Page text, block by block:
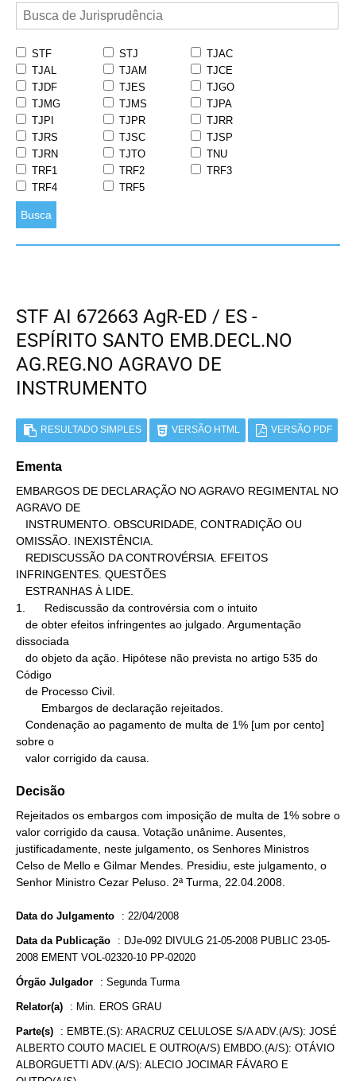
STF STJ
TJAC
TJAL
TJAM
TJCE
TJDF
TJES
TJGO
TJMG
TJMS
TJPA
TJPI
TJPR
TJRR
TJRS
TJSC
TJSP
TJRN
TJTO
TNU
TRF1
TRF2
TRF3
TRF4
TRF5
Busca
STF AI 672663 AgR-ED / ES -
ESPÍRITO SANTO EMB.DECL.NO
AG.REG.NO AGRAVO DE
INSTRUMENTO
RESULTADO SIMPLES VERSÃO HTML VERSÃO PDF
Ementa
EMBARGOS DE DECLARAÇÃO NO AGRAVO REGIMENTAL NO
AGRAVO DE
OMISSÃO. INEXISTÊNCIA.
INFRINGENTES. QUESTÕES
1.      Rediscussão da controvérsia com o intuito
dissociada
Código
sobre o
   valor corrigido da causa.
Decisão
Rejeitados os embargos com imposição de multa de 1% sobre o
valor corrigido da causa. Votação unânime. Ausentes,
justificadamente, neste julgamento, os Senhores Ministros
Celso de Mello e Gilmar Mendes. Presidiu, este julgamento, o
Senhor Ministro Cezar Peluso. 2ª Turma, 22.04.2008.
Data do Julgamento : 22/04/2008
Data da Publicação : DJe-092 DIVULG 21-05-2008 PUBLIC 23-05-
2008 EMENT VOL-02320-10 PP-02020
Órgão Julgador : Segunda Turma
Relator(a) : Min. EROS GRAU
Parte(s) : EMBTE.(S): ARACRUZ CELULOSE S/A ADV.(A/S): JOSÉ
ALBERTO COUTO MACIEL E OUTRO(A/S) EMBDO.(A/S): OTÁVIO
ALBORGUETTI ADV.(A/S): ALECIO JOCIMAR FÁVARO E